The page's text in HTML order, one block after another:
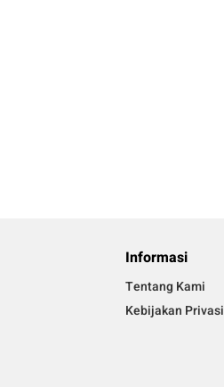
Informasi
Tentang Kami
Kebijakan Privasi